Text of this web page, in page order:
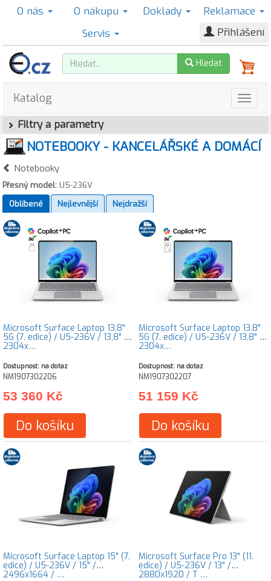
O nás O nákupu Doklady
Reklamace
Servis
Přihlášení
Hledat
Katalog
Filtry a parametry
NOTEBOOKY - KANCELÁŘSKÉ A DOMÁCÍ
Notebooky
Přesný model: U5-236V
Oblíbené
Nejlevnější Nejdražší
Microsoft Surface Laptop 13.8"
5G (7. edice) / U5-236V / 13,8" /
2304x…
Dostupnost: na dotaz
NM1907302206
53 360 Kč
Do košíku
Microsoft Surface Laptop 13.8"
5G (7. edice) / U5-236V / 13,8" /
2304x…
Dostupnost: na dotaz
NM1907302207
51 159 Kč
Do košíku
Microsoft Surface Laptop 15" (7.
edice) / U5-236V / 15" /
2496x1664 / …
Microsoft Surface Pro 13" (11.
edice) / U5-236V / 13" /
2880x1920 / T …